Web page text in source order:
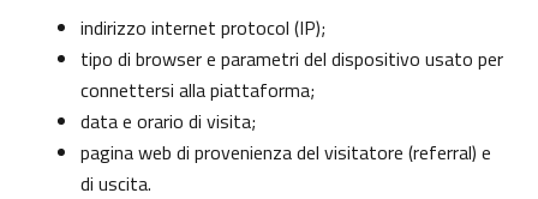
indirizzo internet protocol (IP);
tipo di browser e parametri del dispositivo usato per
connettersi alla piattaforma;
data e orario di visita;
pagina web di provenienza del visitatore (referral) e
di uscita.